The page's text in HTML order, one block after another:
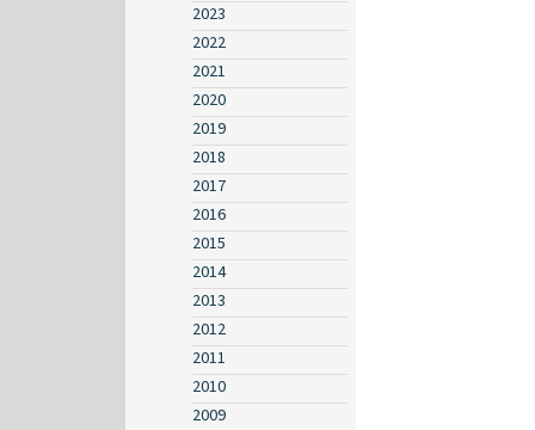
2023
2022
2021
2020
2019
2018
2017
2016
2015
2014
2013
2012
2011
2010
2009